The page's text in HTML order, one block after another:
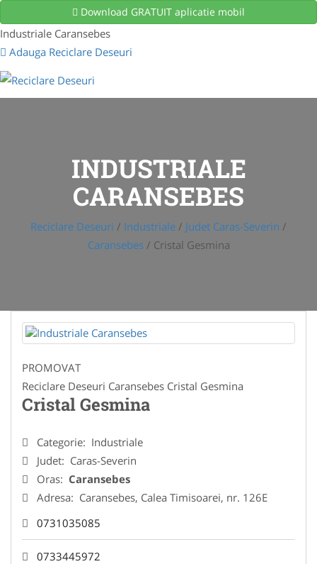
Download GRATUIT aplicatie mobil
Industriale Caransebes
Adauga Reciclare Deseuri
INDUSTRIALE
CARANSEBES
Reciclare Deseuri / Industriale / Judet Caras-Severin /
Caransebes/ Cristal Gesmina
PROMOVAT
Reciclare Deseuri Caransebes Cristal Gesmina
Cristal Gesmina
Categorie: Industriale
Judet: Caras-Severin
Oras: Caransebes
Adresa: Caransebes, Calea Timisoarei, nr. 126E
0731035085
0733445972